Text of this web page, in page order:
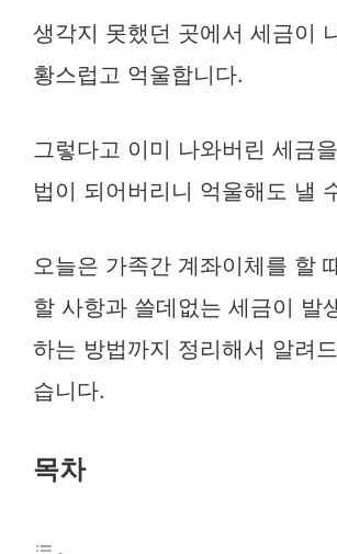
생각지 못했던 곳에서 세금이
황스럽고 억울합니다.
그렇다고 이미 나와버린 세금
법이 되어버리니 억울해도 낼
오늘은 가족간 계좌이체를 할
할 사항과 쓸데없는 세금이 발
하는 방법까지 정리해서 알려
습니다.
목차